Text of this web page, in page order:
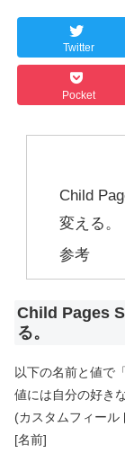
Twitter
Pocket
Child
変える。
参考
Child Pages
る。
以下の名前と値で
値には自分の好き
(カスタムフィール
[名前]